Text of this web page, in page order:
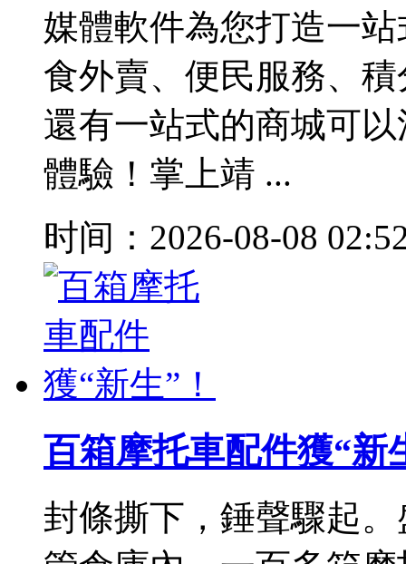
媒體軟件為您打造一
食外賣、便民服務、
還有一站式的商城可
體驗！掌上靖 ...
时间：2026-08-08
百箱摩托車配件獲“新
封條撕下，錘聲驟起